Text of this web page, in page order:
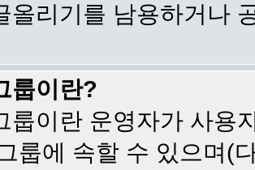
올리기를 남용하거나
룹이란?
룹이란 운영자가 사용
룹에 속할 수 있으며(